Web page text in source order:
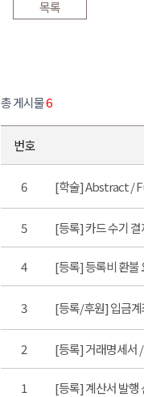
목록
총 게시물6
번호
6 [학술] Abstract /
5 [등록] 카드 수기
4 [등록] 등록비 환불
3 [등록/후원] 입금
2 [등록] 거래명세서
1 [등록] 계산서 발행